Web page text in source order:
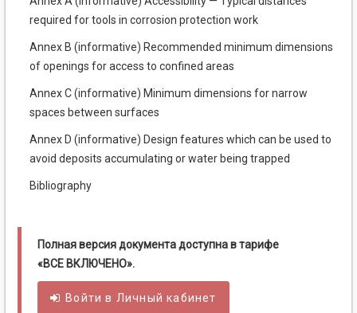
required for tools in corrosion protection work
Annex В (informative) Recommended minimum dimensions
of openings for access to confined areas
Annex C (informative) Minimum dimensions for narrow
spaces between surfaces
Annex D (informative) Design features which can be used to
avoid deposits accumulating or water being trapped
Bibliography
Полная версия документа доступна в тарифе
«ВСЕ ВКЛЮЧЕНО».
Войти в Личный кабинет